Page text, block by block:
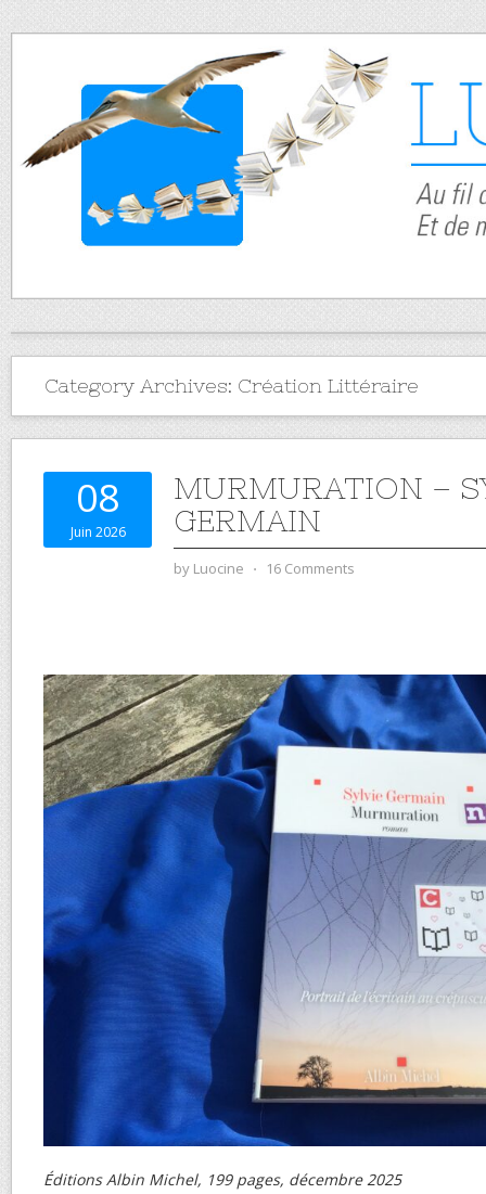
Category Archives: Création Littéraire
08
Juin 2026
MURMURATION –
GERMAIN
by Luocine ⋅ 16 Comments
Éditions Albin Michel, 199 pages, décembre 2025